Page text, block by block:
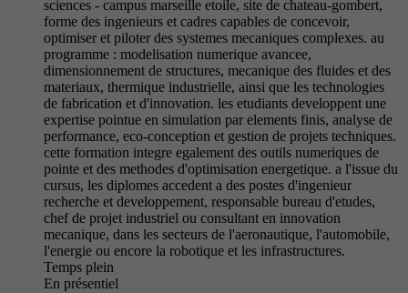
sciences - campus marseille etoile, site de chateau-gombert,
forme des ingenieurs et cadres capables de concevoir,
optimiser et piloter des systemes mecaniques complexes. au
programme : modelisation numerique avancee,
dimensionnement de structures, mecanique des fluides et des
materiaux, thermique industrielle, ainsi que les technologies
de fabrication et d'innovation. les etudiants developpent une
expertise pointue en simulation par elements finis, analyse de
performance, eco-conception et gestion de projets techniques.
cette formation integre egalement des outils numeriques de
pointe et des methodes d'optimisation energetique. a l'issue du
cursus, les diplomes accedent a des postes d'ingenieur
recherche et developpement, responsable bureau d'etudes,
chef de projet industriel ou consultant en innovation
mecanique, dans les secteurs de l'aeronautique, l'automobile,
l'energie ou encore la robotique et les infrastructures.
Temps plein
En présentiel